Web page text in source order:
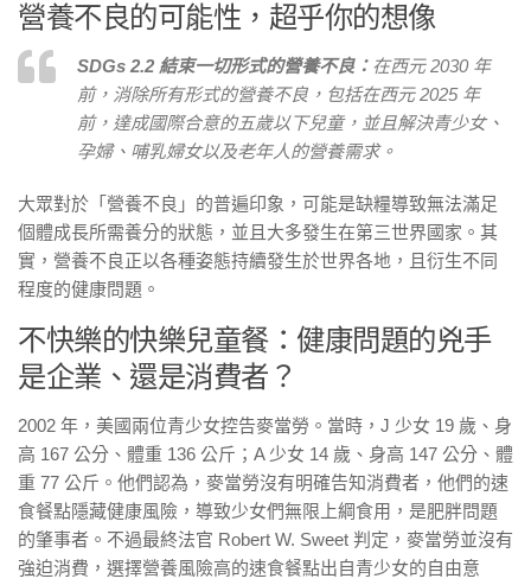
營養不良的可能性，超乎你的想像
SDGs 2.2 結束一切形式的營養不良： 在西元 2030 年
前，消除所有形式的營養不良，包括在西元 2025 年
前，達成國際合意的五歲以下兒童，並且解決青少女、
孕婦、哺乳婦女以及老年人的營養需求。
大眾對於「營養不良」的普遍印象，可能是缺糧導致無法滿足
個體成長所需養分的狀態，並且大多發生在第三世界國家。其
實，營養不良正以各種姿態持續發生於世界各地，且衍生不同
程度的健康問題。
不快樂的快樂兒童餐：健康問題的兇手
是企業、還是消費者？
2002 年，美國兩位青少女控告麥當勞。當時，J 少女 19 歲、身
高 167 公分、體重 136 公斤；A 少女 14 歲、身高 147 公分、體
重 77 公斤。他們認為，麥當勞沒有明確告知消費者，他們的速
食餐點隱藏健康風險，導致少女們無限上綱食用，是肥胖問題
的肇事者。不過最終法官 Robert W. Sweet 判定，麥當勞並沒有
強迫消費，選擇營養風險高的速食餐點出自青少女的自由意